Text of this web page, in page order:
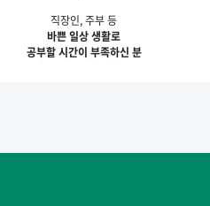
직장인, 주부 등
바쁜 일상 생활로
공부할 시간이 부족하신 분